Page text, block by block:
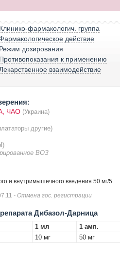
Клинико-фармакологич. группа
действие
Режим дозирования
Противопоказания к применению
Лекарственное взаимодействие
ЧАО (Украина)
другие)
ВОЗ
и внутримышечного введения 50 мг/5
- Отмена гос. регистрации
Дибазол-Дарница
1 мл
1 амп.
10 мг 50 мг